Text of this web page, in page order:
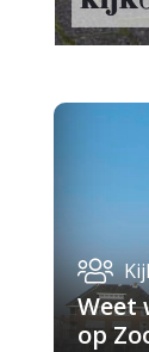
Weet
op